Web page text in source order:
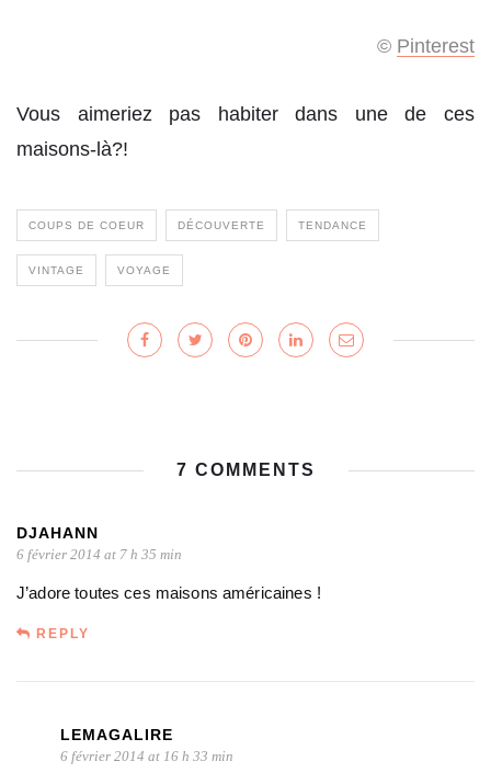
© Pinterest
Vous aimeriez pas habiter dans une de ces
maisons-là?!
COUPS DE COEUR DÉCOUVERTE TENDANCE
VINTAGE VOYAGE
7 COMMENTS
DJAHANN
6 février 2014 at 7 h 35 min
J’adore toutes ces maisons américaines !
REPLY
LEMAGALIRE
6 février 2014 at 16 h 33 min